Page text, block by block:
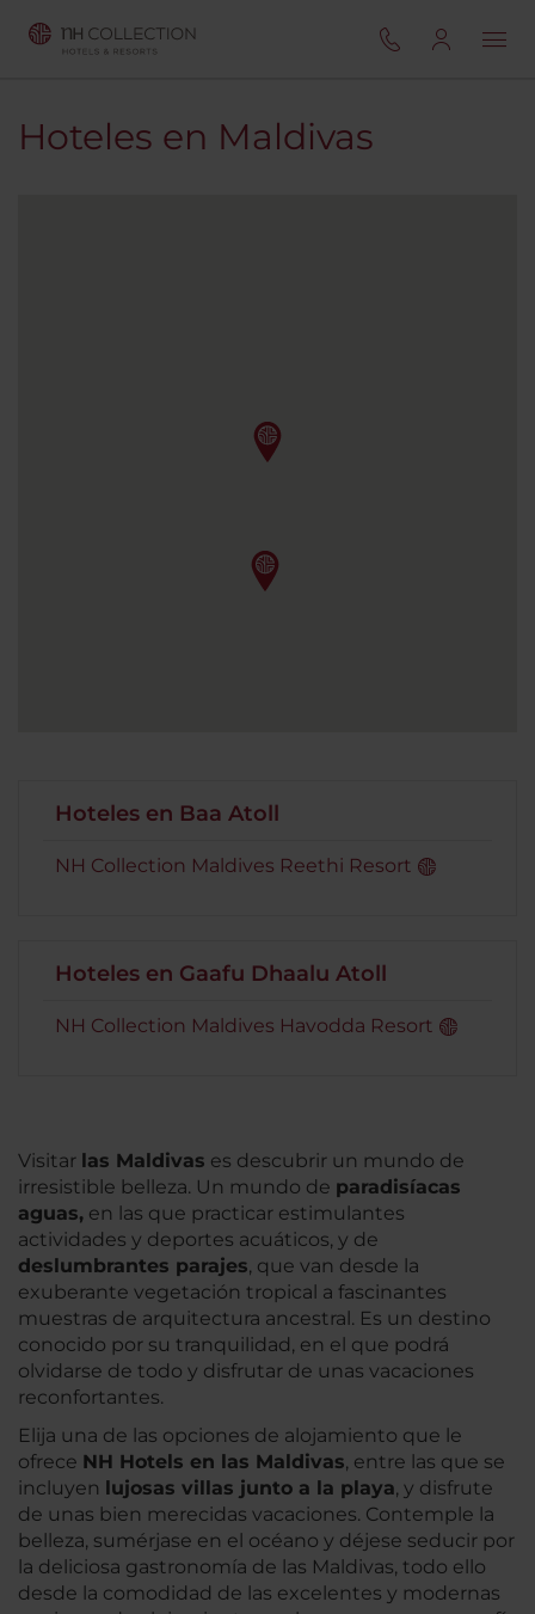
Hoteles en Maldivas
Hoteles en Baa Atoll
NH Collection Maldives Reethi Resort
Hoteles en Gaafu Dhaalu Atoll
NH Collection Maldives Havodda Resort
Visitar las Maldivas es descubrir un mundo de
irresistible belleza. Un mundo de paradisíacas
aguas, en las que practicar estimulantes
actividades y deportes acuáticos, y de
deslumbrantes parajes, que van desde la
exuberante vegetación tropical a fascinantes
muestras de arquitectura ancestral. Es un destino
conocido por su tranquilidad, en el que podrá
olvidarse de todo y disfrutar de unas vacaciones
reconfortantes.
Elija una de las opciones de alojamiento que le
ofrece NH Hotels en las Maldivas, entre las que se
incluyen lujosas villas junto a la playa, y disfrute
de unas bien merecidas vacaciones. Contemple la
belleza, sumérjase en el océano y déjese seducir por
la deliciosa gastronomía de las Maldivas, todo ello
desde la comodidad de las excelentes y modernas